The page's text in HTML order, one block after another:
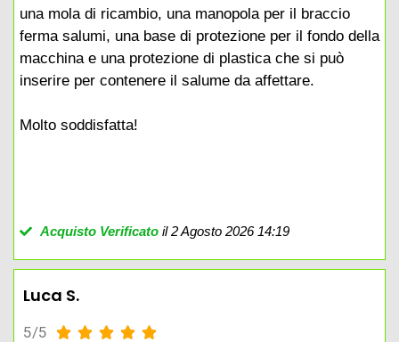
una mola di ricambio, una manopola per il braccio
ferma salumi, una base di protezione per il fondo della
macchina e una protezione di plastica che si può
inserire per contenere il salume da affettare.
Molto soddisfatta!
Acquisto Verificatoil 2 Agosto 2026 14:19
Luca S.
5/5     